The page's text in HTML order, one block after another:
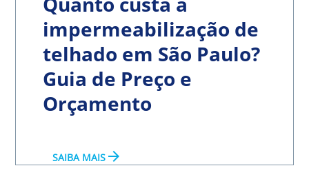
impermeabilização de
telhado em São Paulo?
Guia de Preço e
Orçamento
SAIBA MAISarrow_forward